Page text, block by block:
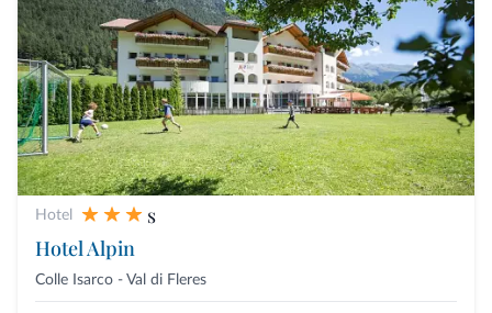
Hotel
s
Hotel Alpin
Colle Isarco - Val di Fleres